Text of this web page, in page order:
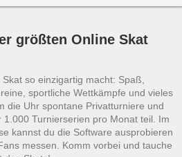
größten Online Skat
so einzigartig macht: Spaß,
sportliche Wettkämpfe und vieles
die Uhr spontane Privatturniere und
Turnierserien pro Monat teil. Im
kannst du die Software ausprobieren
messen. Komm vorbei und tauche